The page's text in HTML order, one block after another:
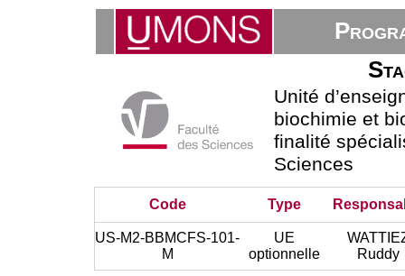
Unité
biochimie et
finalité
Sciences
Code Type
US-M2-BBMCFS-101-
M
UE
optionnelle
Ruddy